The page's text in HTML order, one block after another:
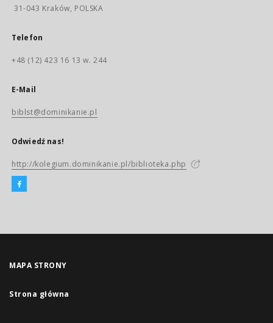
31-043 Kraków, POLSKA
Telefon
+48 (12) 423 16 13 w. 244
E-Mail
biblst@dominikanie.pl
Odwiedź nas!
http://kolegium.dominikanie.pl/biblioteka.php
MAPA STRONY
Strona główna